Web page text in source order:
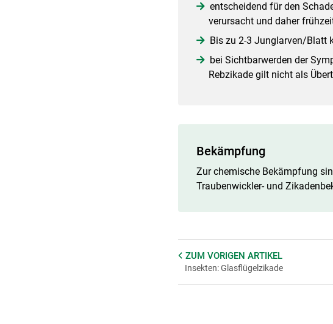
entscheidend für den
verursacht und daher
Bis zu 2-3 Junglarven/Blatt
bei Sichtbarwerden der
Rebzikade gilt nicht als
Bekämpfung
Zur chemische Bekämpfung
Traubenwickler- und
ZUM VORIGENARTIKEL
Insekten: Glasflügelzikade